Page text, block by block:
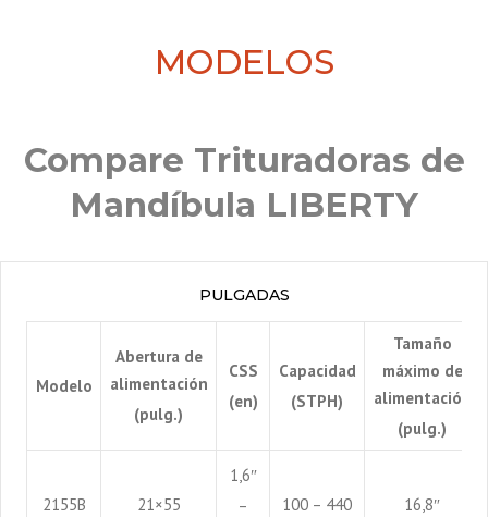
MODELOS
Compare Trituradoras de
Mandíbula LIBERTY
PULGADAS
Modelo
Abertura de
alimentación
(pulg.)
CSS
(en)
Capacidad
(STPH)
Tamaño
máximo de
alimentación
(pulg.)
2155B 21×55
1,6″
–
100 – 440 16,8″